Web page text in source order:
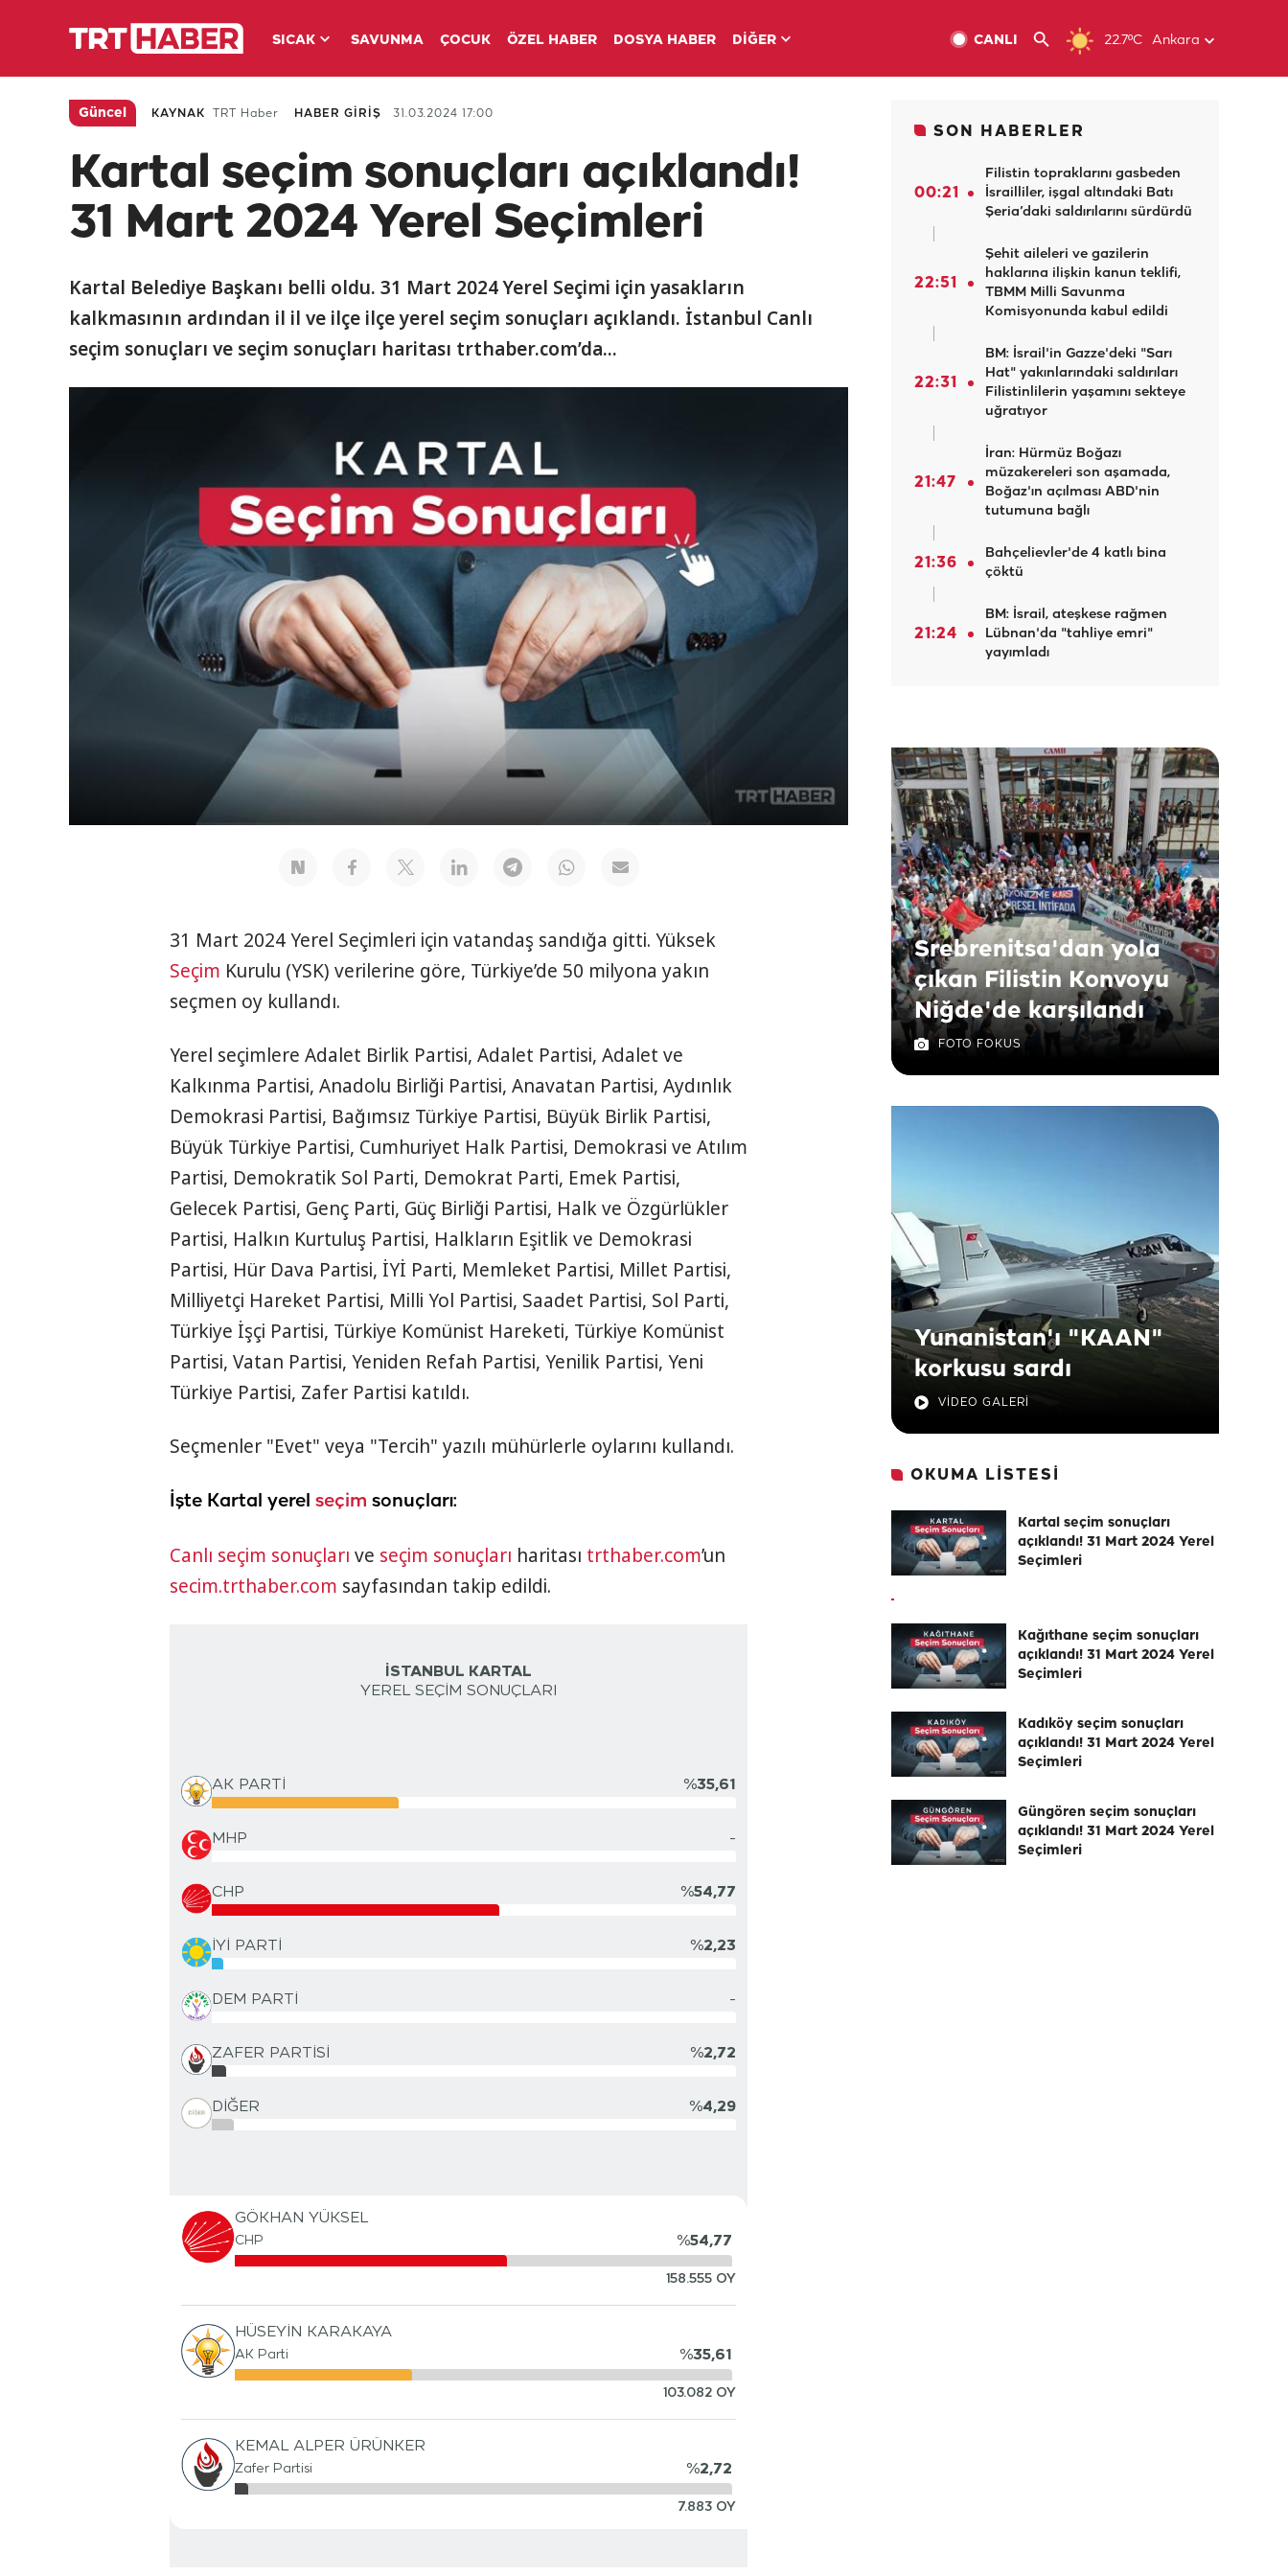
SICAK SAVUNMA ÇOCUK ÖZEL HABER DOSYA HABER DİĞER 22.7ºC Ankara
CANLI
Güncel KAYNAK TRT Haber HABER GİRİŞ 31.03.2024 17:00
Kartal seçim sonuçları açıklandı!
31 Mart 2024 Yerel Seçimleri
Kartal Belediye Başkanı belli oldu. 31 Mart 2024 Yerel Seçimi için yasakların
kalkmasının ardından il il ve ilçe ilçe yerel seçim sonuçları açıklandı. İstanbul Canlı
seçim sonuçları ve seçim sonuçları haritası trthaber.com’da...
31 Mart 2024 Yerel Seçimleri için vatandaş sandığa gitti. Yüksek
Seçim Kurulu (YSK) verilerine göre, Türkiye’de 50 milyona yakın
seçmen oy kullandı.
Yerel seçimlere Adalet Birlik Partisi, Adalet Partisi, Adalet ve
Kalkınma Partisi, Anadolu Birliği Partisi, Anavatan Partisi, Aydınlık
Demokrasi Partisi, Bağımsız Türkiye Partisi, Büyük Birlik Partisi,
Büyük Türkiye Partisi, Cumhuriyet Halk Partisi, Demokrasi ve Atılım
Partisi, Demokratik Sol Parti, Demokrat Parti, Emek Partisi,
Gelecek Partisi, Genç Parti, Güç Birliği Partisi, Halk ve Özgürlükler
Partisi, Halkın Kurtuluş Partisi, Halkların Eşitlik ve Demokrasi
Partisi, Hür Dava Partisi, İYİ Parti, Memleket Partisi, Millet Partisi,
Milliyetçi Hareket Partisi, Milli Yol Partisi, Saadet Partisi, Sol Parti,
Türkiye İşçi Partisi, Türkiye Komünist Hareketi, Türkiye Komünist
Partisi, Vatan Partisi, Yeniden Refah Partisi, Yenilik Partisi, Yeni
Türkiye Partisi, Zafer Partisi katıldı.
Seçmenler "Evet" veya "Tercih" yazılı mühürlerle oylarını kullandı.
İşte Kartal yerel seçim sonuçları:
Canlı seçim sonuçları ve seçim sonuçları haritası trthaber.com’un
secim.trthaber.com sayfasından takip edildi.
SON HABERLER
00:21
Filistin topraklarını gasbeden
İsrailliler, işgal altındaki Batı
Şeria’daki saldırılarını sürdürdü
22:51
Şehit aileleri ve gazilerin
haklarına ilişkin kanun teklifi,
TBMM Milli Savunma
Komisyonunda kabul edildi
22:31
BM: İsrail'in Gazze'deki "Sarı
Hat" yakınlarındaki saldırıları
Filistinlilerin yaşamını sekteye
uğratıyor
21:47
İran: Hürmüz Boğazı
müzakereleri son aşamada,
Boğaz'ın açılması ABD'nin
tutumuna bağlı
21:36
Bahçelievler'de 4 katlı bina
çöktü
21:24
BM: İsrail, ateşkese rağmen
Lübnan'da "tahliye emri"
yayımladı
Srebrenitsa'dan yola
çıkan Filistin Konvoyu
Niğde'de karşılandı
FOTO FOKUS
Yunanistan'ı "KAAN"
korkusu sardı
VİDEO GALERİ
OKUMA LİSTESİ
Kartal seçim sonuçları
açıklandı! 31 Mart 2024 Yerel
Seçimleri
Kağıthane seçim sonuçları
açıklandı! 31 Mart 2024 Yerel
Seçimleri
Kadıköy seçim sonuçları
açıklandı! 31 Mart 2024 Yerel
Seçimleri
Güngören seçim sonuçları
açıklandı! 31 Mart 2024 Yerel
Seçimleri